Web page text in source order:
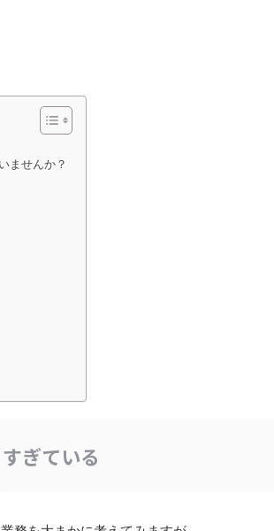
ませんか？
ぎている